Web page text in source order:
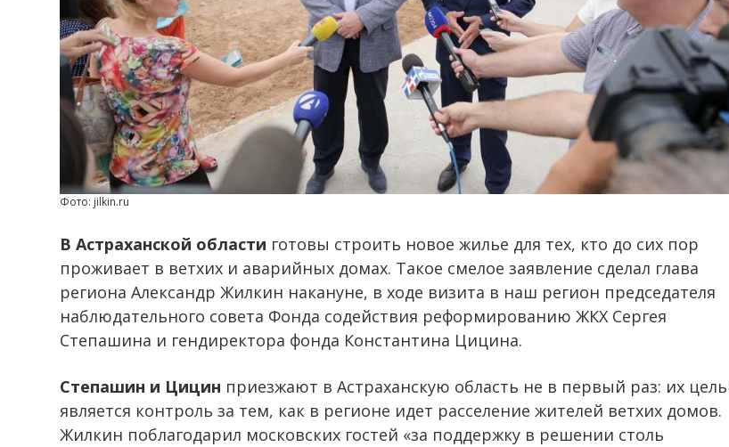
Фото: jilkin.ru
В Астраханской области готовы строить новое жилье для тех, кто до сих пор
проживает в ветхих и аварийных домах. Такое смелое заявление сделал глава
региона Александр Жилкин накануне, в ходе визита в наш регион председателя
наблюдательного совета Фонда содействия реформированию ЖКХ Сергея
Степашина и гендиректора фонда Константина Цицина.
Степашин и Цицин приезжают в Астраханскую область не в первый раз: их
является контроль за тем, как в регионе идет расселение жителей ветхих домов.
Жилкин поблагодарил московских гостей «за поддержку в решении столь